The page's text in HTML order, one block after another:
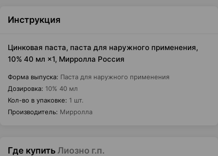
Инструкция
Цинковая паста, паста для наружного применения,
10% 40 мл ×1, Мирролла Россия
Форма выпуска: Паста для наружного применения
Дозировка: 10% 40 мл
Кол-во в упаковке: 1 шт.
Производитель: Мирролла
Где купитьЛиозно г.п.